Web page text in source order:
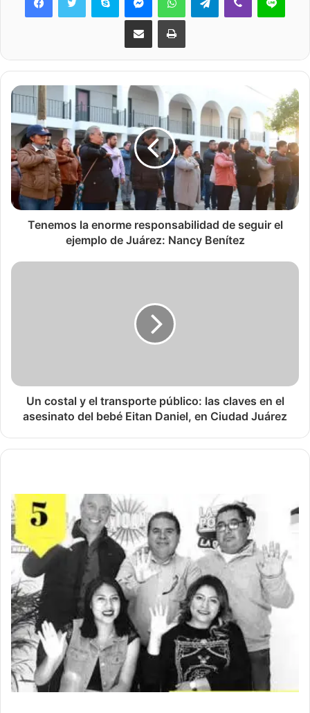
Share via Email Print
Tenemos la enorme responsabilidad de seguir el
ejemplo de Juárez: Nancy Benítez
Un costal y el transporte público: las claves en el
asesinato del bebé Eitan Daniel, en Ciudad Juárez